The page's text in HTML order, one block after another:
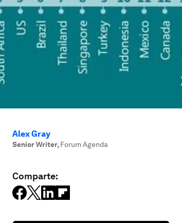
Alex Gray
Senior Writer, Forum Agenda
Comparte: